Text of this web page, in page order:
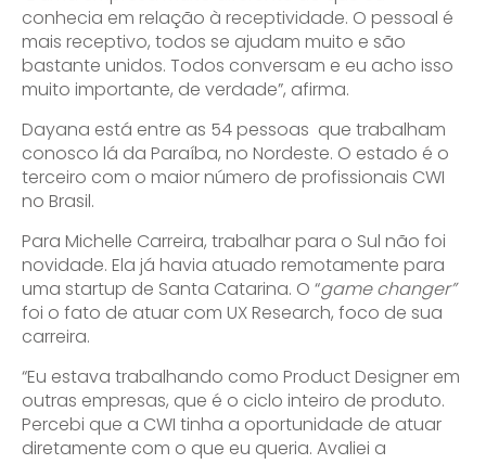
conhecia em relação à receptividade. O pessoal é
mais receptivo, todos se ajudam muito e são
bastante unidos. Todos conversam e eu acho isso
muito importante, de verdade”, afirma.
Dayana está entre as 54 pessoas que trabalham
conosco lá da Paraíba, no Nordeste. O estado é o
terceiro com o maior número de profissionais CWI
no Brasil.
Para Michelle Carreira, trabalhar para o Sul não foi
novidade. Ela já havia atuado remotamente para
uma startup de Santa Catarina. O “game changer”
foi o fato de atuar com UX Research, foco de sua
carreira.
“Eu estava trabalhando como Product Designer em
outras empresas, que é o ciclo inteiro de produto.
Percebi que a CWI tinha a oportunidade de atuar
diretamente com o que eu queria. Avaliei a